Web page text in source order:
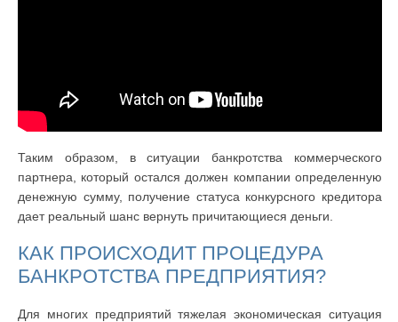
Таким образом, в ситуации банкротства коммерческого
партнера, который остался должен компании определенную
денежную сумму, получение статуса конкурсного кредитора
дает реальный шанс вернуть причитающиеся деньги.
КАК ПРОИСХОДИТ ПРОЦЕДУРА
БАНКРОТСТВА ПРЕДПРИЯТИЯ?
Для многих предприятий тяжелая экономическая ситуация